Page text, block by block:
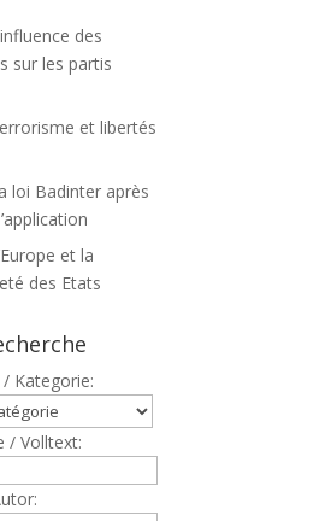
des
sur les partis
et libertés
loi Badinter après
et la
des Etats
Kategorie:
/ Volltext: